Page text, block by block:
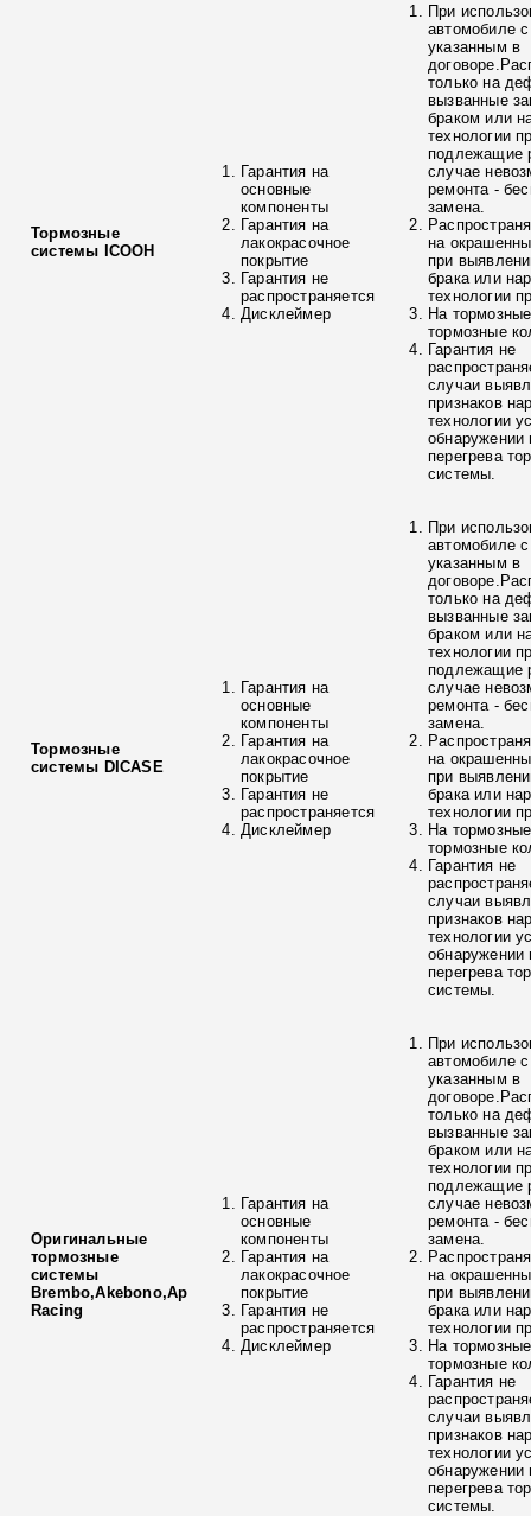
Тормозные
системы ICOOH
Гарантия на
основные
компоненты
Гарантия на
лакокрасочное
покрытие
Гарантия не
распространяется
Дисклеймер
При
автомобиле
указанным в
только на
вызванные
браком или
технологии
подлежащие
случае
ремонта -
замена.
на
при
брака или
технологии
На
тормозные
Гарантия не
случаи
признаков
технологии
обнаружении
перегрева
системы.
Тормозные
системы DICASE
Гарантия на
основные
компоненты
Гарантия на
лакокрасочное
покрытие
Гарантия не
распространяется
Дисклеймер
При
автомобиле
указанным в
только на
вызванные
браком или
технологии
подлежащие
случае
ремонта -
замена.
на
при
брака или
технологии
На
тормозные
Гарантия не
случаи
признаков
технологии
обнаружении
перегрева
системы.
Оригинальные
тормозные
системы
Brembo,Akebono,Ap
Racing
Гарантия на
основные
компоненты
Гарантия на
лакокрасочное
покрытие
Гарантия не
распространяется
Дисклеймер
При
автомобиле
указанным в
только на
вызванные
браком или
технологии
подлежащие
случае
ремонта -
замена.
на
при
брака или
технологии
На
тормозные
Гарантия не
случаи
признаков
технологии
обнаружении
перегрева
системы.